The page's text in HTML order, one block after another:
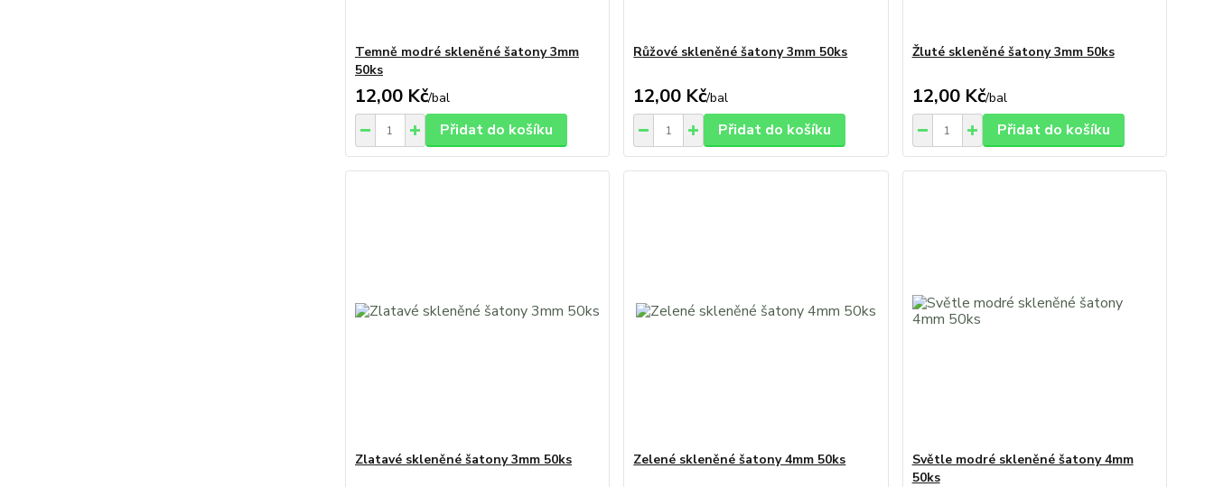
Temně modré skleněné šatony 3mm
50ks
12,00 Kč/bal
Přidat do košíku
Růžové skleněné šatony 3mm 50ks
12,00 Kč/bal
Přidat do košíku
Žluté skleněné šatony 3mm 50ks
12,00 Kč/bal
Přidat do košíku
Zlatavé skleněné šatony 3mm 50ks Zelené skleněné šatony 4mm 50ks
Světle modré skleněné šatony 4mm
50ks